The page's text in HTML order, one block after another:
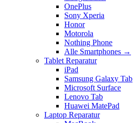
OnePlus
Sony Xperia
Honor
Motorola
Nothing Phone
Alle Smartphones →
Tablet Reparatur
iPad
Samsung Galaxy Tab
Microsoft Surface
Lenovo Tab
Huawei MatePad
Laptop Reparatur